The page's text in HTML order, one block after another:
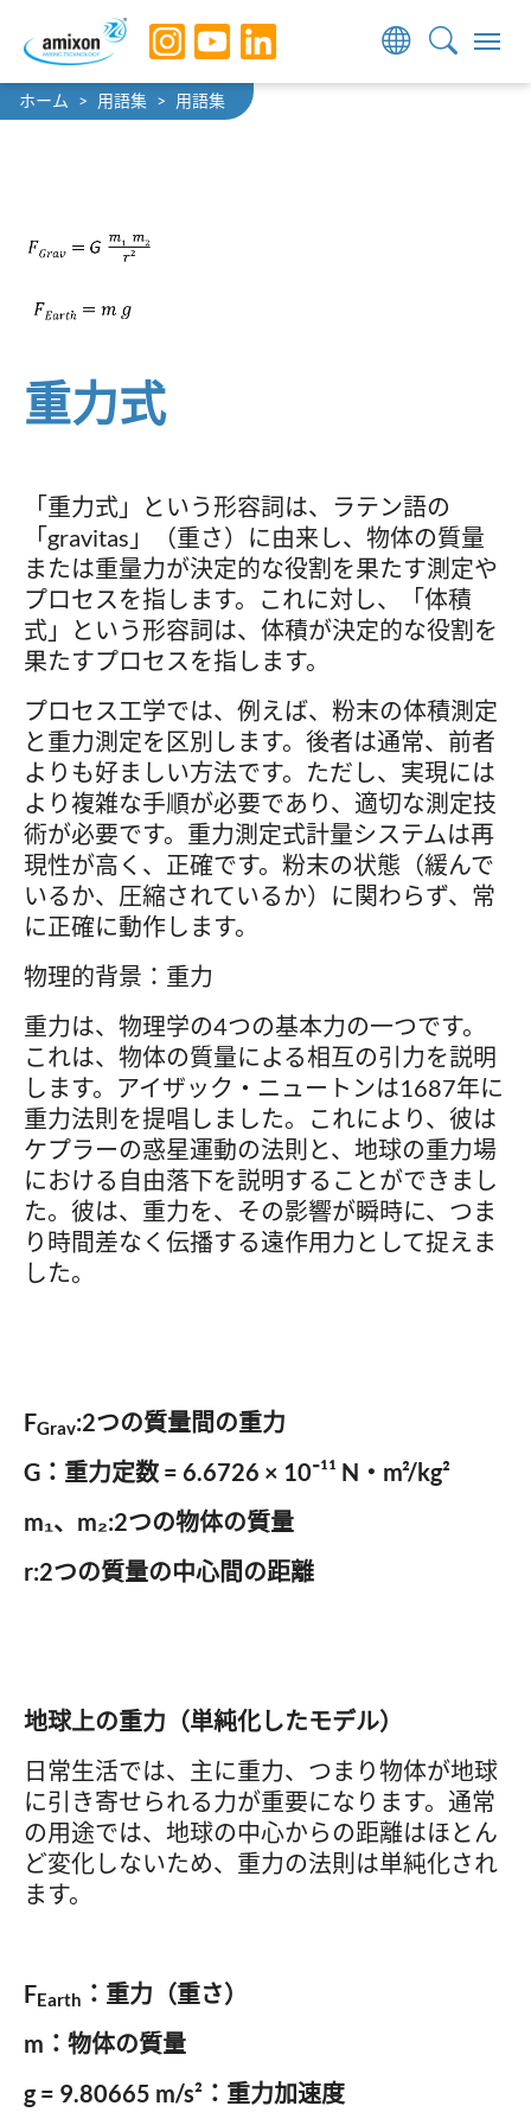
Skip to main navigation
Skip to main content
Skip to page footer
You are here:
ホーム 用語集 用語集
重力式
「重力式」という形容詞は、ラテン語の
「gravitas」（重さ）に由来し、物体の質量
または重量力が決定的な役割を果たす測定や
プロセスを指します。これに対し、「体積
式」という形容詞は、体積が決定的な役割を
果たすプロセスを指します。
プロセス工学では、例えば、粉末の体積測定
と重力測定を区別します。後者は通常、前者
よりも好ましい方法です。ただし、実現には
より複雑な手順が必要であり、適切な測定技
術が必要です。重力測定式計量システムは再
現性が高く、正確です。粉末の状態（緩んで
いるか、圧縮されているか）に関わらず、常
に正確に動作します。
物理的背景：重力
重力は、物理学の4つの基本力の一つです。
これは、物体の質量による相互の引力を説明
します。アイザック・ニュートンは1687年に
重力法則を提唱しました。これにより、彼は
ケプラーの惑星運動の法則と、地球の重力場
における自由落下を説明することができまし
た。彼は、重力を、その影響が瞬時に、つま
り時間差なく伝播する遠作用力として捉えま
した。
FGrav:2つの質量間の重力
G：重力定数 = 6.6726 × 10⁻¹¹ N・m²/kg²
m₁、m₂:2つの物体の質量
r:2つの質量の中心間の距離
地球上の重力（単純化したモデル）
日常生活では、主に重力、つまり物体が地球
に引き寄せられる力が重要になります。通常
の用途では、地球の中心からの距離はほとん
ど変化しないため、重力の法則は単純化され
ます。
FEarth ：重力（重さ）
m：物体の質量
g = 9.80665 m/s²：重力加速度